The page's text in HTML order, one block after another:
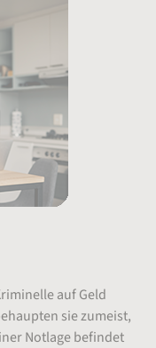
auf Geld
sie zumeist,
Notlage befindet